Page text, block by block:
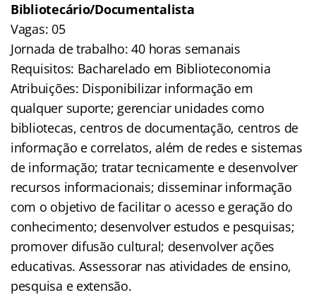
Bibliotecário/Documentalista
Vagas: 05
Jornada de trabalho: 40 horas semanais
Requisitos: Bacharelado em Biblioteconomia
Atribuições: Disponibilizar informação em
qualquer suporte; gerenciar unidades como
bibliotecas, centros de documentação, centros de
informação e correlatos, além de redes e sistemas
de informação; tratar tecnicamente e desenvolver
recursos informacionais; disseminar informação
com o objetivo de facilitar o acesso e geração do
conhecimento; desenvolver estudos e pesquisas;
promover difusão cultural; desenvolver ações
educativas. Assessorar nas atividades de ensino,
pesquisa e extensão.